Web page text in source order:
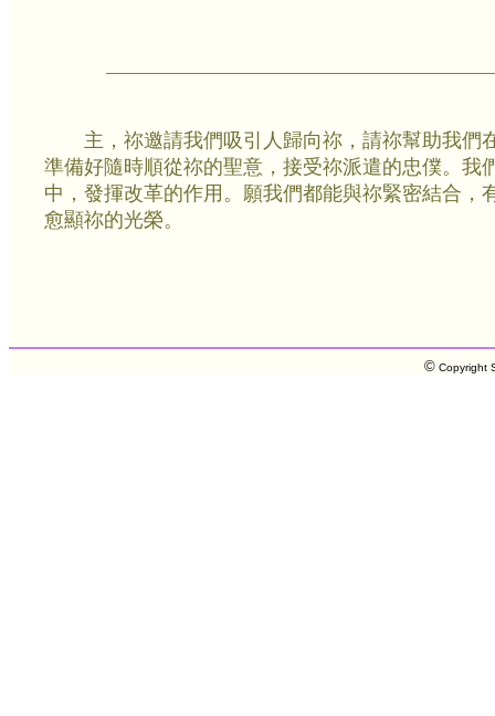
主，祢邀請我們吸引人歸向祢，請祢幫助我們
準備好隨時順從祢的聖意，接受祢派遣的忠僕。我
中，發揮改革的作用。願我們都能與祢緊密結合，
愈顯祢的光榮。
© Copyright